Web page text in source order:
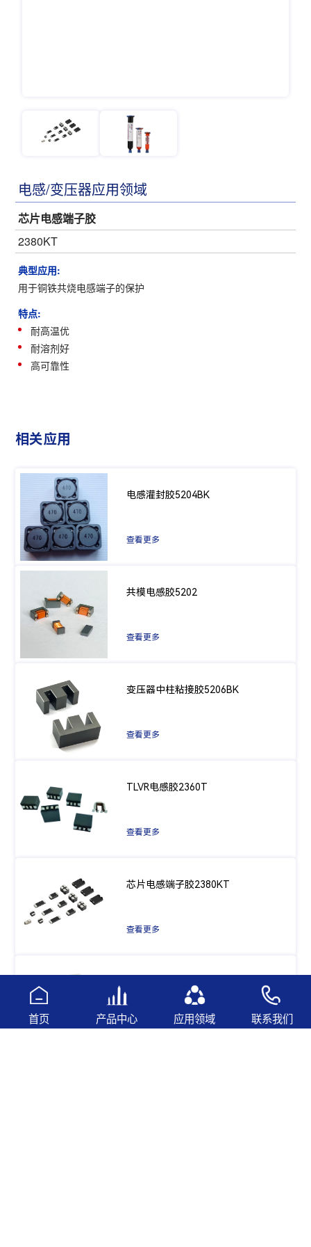
电感/变压器应用领域
芯片电感端子胶
2380KT
典型应用:
用于铜铁共烧电感端子的保护
特点:
耐高温优
耐溶剂好
高可靠性
相关应用
电感灌封胶5204BK
查看更多
共模电感胶5202
查看更多
变压器中柱粘接胶5206BK
查看更多
TLVR电感胶2360T
查看更多
芯片电感端子胶2380KT
查看更多
2370B/2370BT 2380B
查看更多
首页 产品中心 应用领域 联系我们